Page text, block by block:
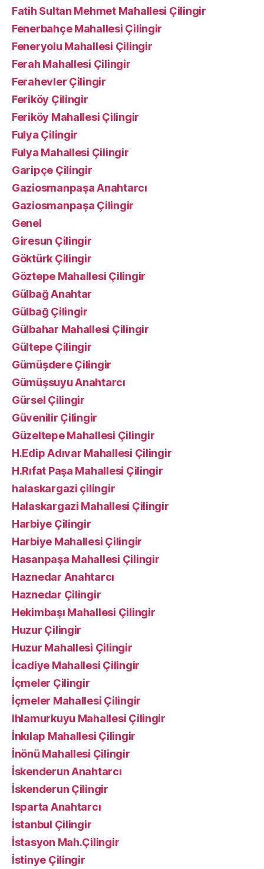
Fatih Sultan Mehmet Mahallesi Çilingir
Fenerbahçe Mahallesi Çilingir
Feneryolu Mahallesi Çilingir
Ferah Mahallesi Çilingir
Ferahevler Çilingir
Feriköy Çilingir
Feriköy Mahallesi Çilingir
Fulya Çilingir
Fulya Mahallesi Çilingir
Garipçe Çilingir
Gaziosmanpaşa Anahtarcı
Gaziosmanpaşa Çilingir
Genel
Giresun Çilingir
Göktürk Çilingir
Göztepe Mahallesi Çilingir
Gülbağ Anahtar
Gülbağ Çilingir
Gülbahar Mahallesi Çilingir
Gültepe Çilingir
Gümüşdere Çilingir
Gümüşsuyu Anahtarcı
Gürsel Çilingir
Güvenilir Çilingir
Güzeltepe Mahallesi Çilingir
H.Edip Adıvar Mahallesi Çilingir
H.Rıfat Paşa Mahallesi Çilingir
halaskargazi çilingir
Halaskargazi Mahallesi Çilingir
Harbiye Çilingir
Harbiye Mahallesi Çilingir
Hasanpaşa Mahallesi Çilingir
Haznedar Anahtarcı
Haznedar Çilingir
Hekimbaşı Mahallesi Çilingir
Huzur Çilingir
Huzur Mahallesi Çilingir
İcadiye Mahallesi Çilingir
İçmeler Çilingir
İçmeler Mahallesi Çilingir
Ihlamurkuyu Mahallesi Çilingir
İnkılap Mahallesi Çilingir
İnönü Mahallesi Çilingir
İskenderun Anahtarcı
İskenderun Çilingir
Isparta Anahtarcı
İstanbul Çilingir
İstasyon Mah.Çilingir
İstinye Çilingir